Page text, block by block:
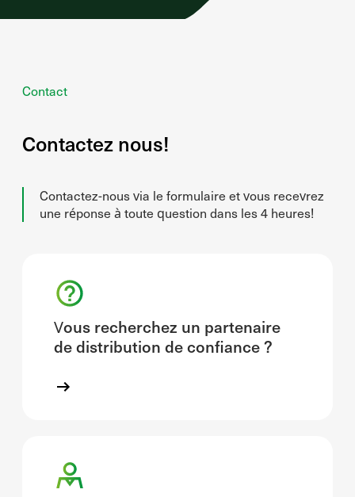
Contact
Contactez nous!
Contactez-nous via le formulaire et vous recevrez
une réponse à toute question dans les 4 heures!
Vous recherchez un partenaire
de distribution de confiance ?